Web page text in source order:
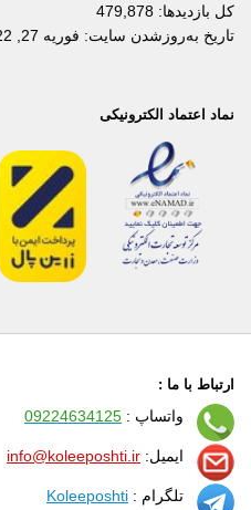
کل بازدیدها: 479,878
تاریخ به‌روزشدن سایت: فوریه 27, 2022
نماد اعتماد الکترونیکی
ارتباط با ما :
واتساپ : 09224634125
ایمیل: info@koleeposhti.ir
تلگرام : Koleeposhti